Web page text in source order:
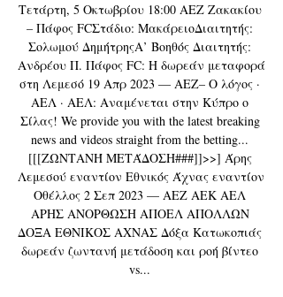
Τετάρτη, 5 Οκτωβρίου 18:00 ΑΕΖ Ζακακίου
– Πάφος FCΣτάδιο: ΜακάρειοΔιαιτητής:
Σολωμού ΔημήτρηςΑ’ Βοηθός Διαιτητής:
Ανδρέου Π. Πάφος FC: Η δωρεάν μεταφορά
στη Λεμεσό 19 Απρ 2023 — ΑΕΖ– Ο λόγος ·
ΑΕΛ · ΑΕΛ: Αναμένεται στην Κύπρο ο
Σίλας! We provide you with the latest breaking
news and videos straight from the betting...
[[[ΖΩΝΤΑΝΉ ΜΕΤΆΔΟΣΗ###]]>>] Άρης
Λεμεσού εναντίον Εθνικός Άχνας εναντίον
Οθέλλος 2 Σεπ 2023 — ΑΕΖ ΑΕΚ ΑΕΛ
ΑΡΗΣ ΑΝΟΡΘΩΣΗ ΑΠΟΕΛ ΑΠΟΛΛΩΝ
ΔΟΞΑ ΕΘΝΙΚΟΣ ΑΧΝΑΣ Δόξα Κατωκοπιάς
δωρεάν ζωντανή μετάδοση και ροή βίντεο
vs...